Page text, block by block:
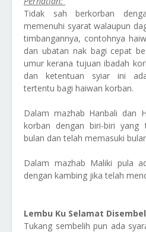
Tidak sah berkorban
memenuhi syarat walaupun
timbangannya, contohnya
dan ubatan nak bagi cepat
umur kerana tujuan ibadah
dan ketentuan syiar ini
tertentu bagi haiwan korban.
Dalam mazhab Hanbali dan
korban dengan biri-biri
bulan dan telah memasuki
Dalam mazhab Maliki pula
dengan kambing jika telah
Lembu Ku Selamat
Tukang sembelih pun ada